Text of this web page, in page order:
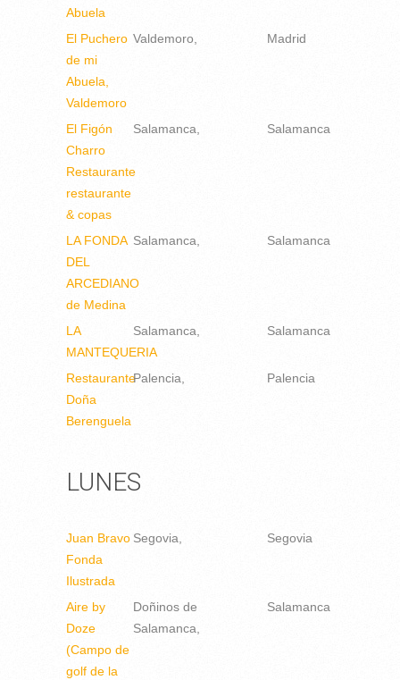
Abuela
El Puchero
de mi
Abuela,
Valdemoro
Valdemoro Madrid
El Figón
Charro
Restaurante
restaurante
& copas
Salamanca Salamanca
LA FONDA
DEL
ARCEDIANO
de Medina
Salamanca Salamanca
LA
MANTEQUERIA
Salamanca Salamanca
Restaurante
Doña
Berenguela
Palencia Palencia
LUNES
Juan Bravo
Fonda
Ilustrada
Segovia Segovia
Aire by
Doze
(Campo de
golf de la
Doñinos de
Salamanca
Salamanca